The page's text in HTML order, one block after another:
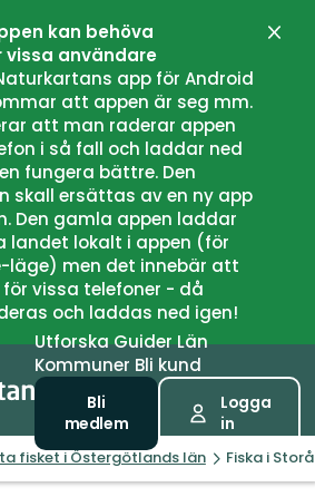
kan behöva
användare
app för Android
att appen är seg mm.
att man raderar appen
i så fall och laddar ned
fungera bättre. Den
skall ersättas av en ny app
Den gamla appen laddar
landet lokalt i appen (för
läge) men det innebär att
vissa telefoner - då
och laddas ned igen!
UtforskaGuiderLän
Kommuner Bli kund
Bli
medlem
Logga
in
fisket i Östergötlands län Fiska i